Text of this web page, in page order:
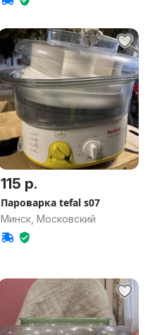
115 р.
Пароварка tefal s07
Минск, Московский